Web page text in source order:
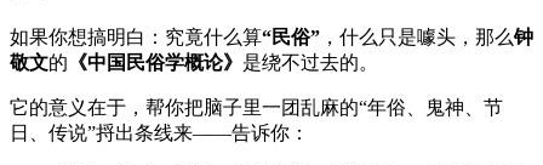
如果你想搞明白：究竟什么算“民俗” ，什么只是噱头，那么钟
敬文的 《中国民俗学概论》 是绕不过去的。
它的意义在于，帮你把脑子里一团乱麻的“年俗、鬼神、节
日、传说”捋出条线来——告诉你：